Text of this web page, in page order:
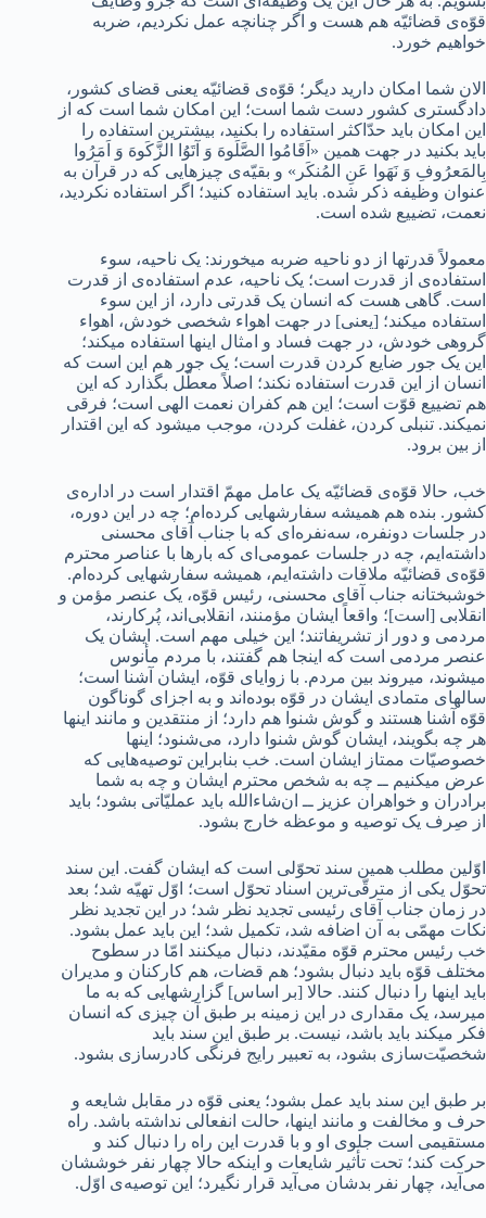
قوّه‌ی قضائیّه هم هست و اگر چنانچه عمل نکردیم، ضربه
خواهیم خورد.
الان شما امکان دارید دیگر؛ قوّه‌ی قضائیّه یعنی قضای کشور،
دادگستری کشور دست شما است؛ این امکان شما است که از
این امکان باید حدّاکثر استفاده را بکنید، بیشترین استفاده را
باید بکنید در جهت همین «اَقَامُوا الصَّلَوهَ وَ آتَوُا الزَّکَوهَ وَ اَمَرُوا
بِالمَعرُوفِ وَ نَهَوا عَنِ المُنکَر» و بقیّه‌ی چیزهایی که در قرآن به
عنوان وظیفه ذکر شده. باید استفاده کنید؛ اگر استفاده نکردید،
نعمت، تضییع شده است.
معمولاً قدرتها از دو ناحیه ضربه میخورند: یک ناحیه، سوء
استفاده‌ی از قدرت است؛ یک ناحیه، عدم استفاده‌ی از قدرت
است. گاهی هست که انسان یک قدرتی دارد، از این سوء
استفاده میکند؛ [یعنی] در جهت اهواء شخصی خودش، اهواء
گروهی خودش، در جهت فساد و امثال اینها استفاده میکند؛
این یک جور ضایع کردن قدرت است؛ یک جور هم این است که
انسان از این قدرت استفاده نکند؛ اصلاً معطّل بگذارد که این
هم تضییع قوّت است؛ این هم کفران نعمت الهی است؛ فرقی
نمیکند. تنبلی کردن، غفلت کردن، موجب میشود که این اقتدار
از بین برود.
خب، حالا قوّه‌ی قضائیّه یک عامل مهمّ اقتدار است در اداره‌ی
کشور. بنده هم همیشه سفارشهایی کرده‌ام؛ چه در این دوره،
در جلسات دونفره، سه‌نفره‌ای که با جناب آقای محسنی
داشته‌ایم، چه در جلسات عمومی‌ای که بارها با عناصر محترم
قوّه‌ی قضائیّه ملاقات داشته‌ایم، همیشه سفارشهایی کرده‌ام.
خوشبختانه جناب آقای محسنی، رئیس قوّه، یک عنصر مؤمن و
انقلابی [است]؛ واقعاً ایشان مؤمنند، انقلابی‌اند، پُرکارند،
مردمی و دور از تشریفاتند؛ این خیلی مهم است. ایشان یک
عنصر مردمی است که اینجا هم گفتند، با مردم مأنوس
میشوند، میروند بین مردم. با زوایای قوّه، ایشان آشنا است؛
سالهای متمادی ایشان در قوّه بوده‌اند و به اجزای گوناگون
قوّه آشنا هستند و گوش شنوا هم دارد؛ از منتقدین و مانند اینها
هر چه بگویند، ایشان گوش شنوا دارد، می‌شنود؛ اینها
خصوصیّات ممتاز ایشان است. خب بنابراین توصیه‌هایی که
عرض میکنیم ــ چه به شخص محترم ایشان و چه به شما
برادران و خواهران عزیز ــ ان‌شاءالله باید عملیّاتی بشود؛ باید
از صِرف یک توصیه و موعظه خارج بشود.
اوّلین مطلب همین سند تحوّلی است که ایشان گفت. این سند
تحوّل یکی از مترقّی‌ترین اسناد تحوّل است؛ اوّل تهیّه شد؛ بعد
در زمان جناب آقای رئیسی تجدید نظر شد؛ در این تجدید نظر
نکات مهمّی به آن اضافه شد، تکمیل شد؛ این باید عمل بشود.
خب رئیس محترم قوّه مقیّدند، دنبال میکنند امّا در سطوح
مختلف قوّه باید دنبال بشود؛ هم قضات، هم کارکنان و مدیران
باید اینها را دنبال کنند. حالا [بر اساس] گزارشهایی که به ما
میرسد، یک مقداری در این زمینه بر طبق آن چیزی که انسان
فکر میکند باید باشد، نیست. بر طبق این سند باید
شخصیّت‌سازی بشود، به تعبیر رایج فرنگی کادرسازی بشود.
بر طبق این سند باید عمل بشود؛‌ یعنی قوّه در مقابل شایعه و
حرف و مخالفت و مانند اینها، حالت انفعالی نداشته باشد. راه
مستقیمی است جلوی او و با قدرت این راه را دنبال کند و
حرکت کند؛ تحت تأثیر شایعات و اینکه حالا چهار نفر خوششان
می‌آید، چهار نفر بدشان می‌آید قرار نگیرد؛ این توصیه‌ی اوّل.